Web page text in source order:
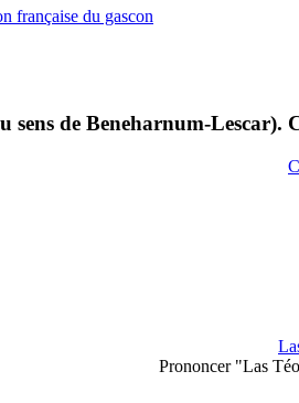
française du gascon
sens de Beneharnum-Lescar).
Prononcer "Las